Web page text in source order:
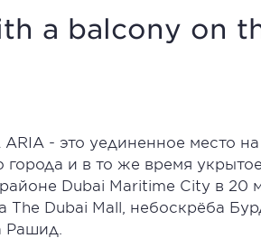
a balcony on
- это уединенное место
города и в то же время
Dubai Maritime City в 20
The Dubai Mall, небоскрёба
Рашид.